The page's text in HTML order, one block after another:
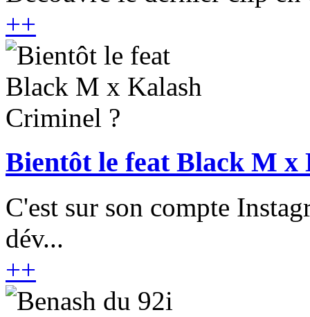
++
Bientôt le feat Black M
C'est sur son compte
dév...
++